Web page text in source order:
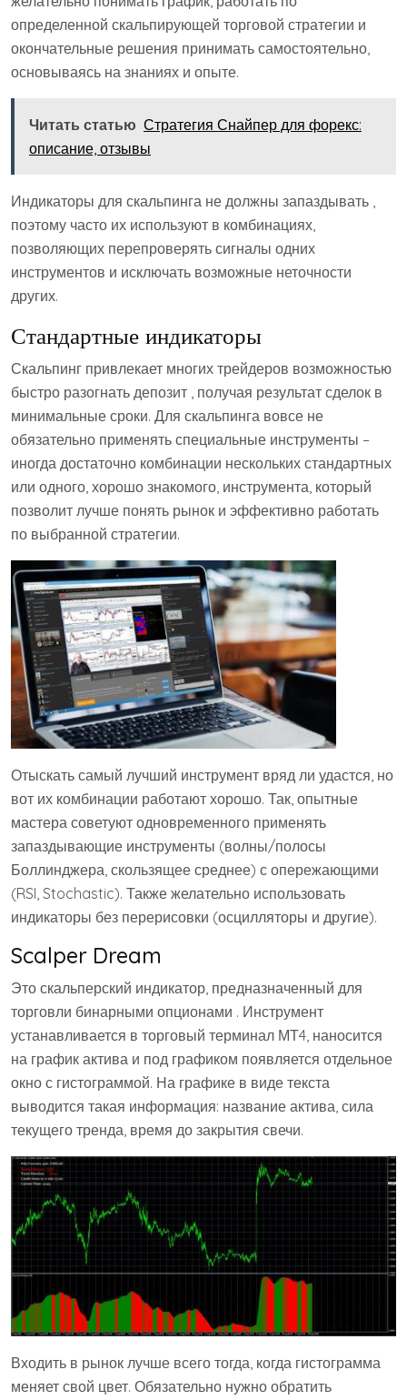
определенной скальпирующей торговой стратегии и
окончательные решения принимать самостоятельно,
основываясь на знаниях и опыте.
Читать статью Стратегия Снайпер для форекс:
описание, отзывы
Индикаторы для скальпинга не должны запаздывать ,
поэтому часто их используют в комбинациях,
позволяющих перепроверять сигналы одних
инструментов и исключать возможные неточности
других.
Стандартные индикаторы
Скальпинг привлекает многих трейдеров возможностью
быстро разогнать депозит , получая результат сделок в
минимальные сроки. Для скальпинга вовсе не
обязательно применять специальные инструменты –
иногда достаточно комбинации нескольких стандартных
или одного, хорошо знакомого, инструмента, который
позволит лучше понять рынок и эффективно работать
по выбранной стратегии.
Отыскать самый лучший инструмент вряд ли удастся, но
вот их комбинации работают хорошо. Так, опытные
мастера советуют одновременного применять
запаздывающие инструменты (волны/полосы
Боллинджера, скользящее среднее) с опережающими
(RSI, Stochastic). Также желательно использовать
индикаторы без перерисовки (осцилляторы и другие).
Scalper Dream
Это скальперский индикатор, предназначенный для
торговли бинарными опционами . Инструмент
устанавливается в торговый терминал МТ4, наносится
на график актива и под графиком появляется отдельное
окно с гистограммой. На графике в виде текста
выводится такая информация: название актива, сила
текущего тренда, время до закрытия свечи.
Входить в рынок лучше всего тогда, когда гистограмма
меняет свой цвет. Обязательно нужно обратить